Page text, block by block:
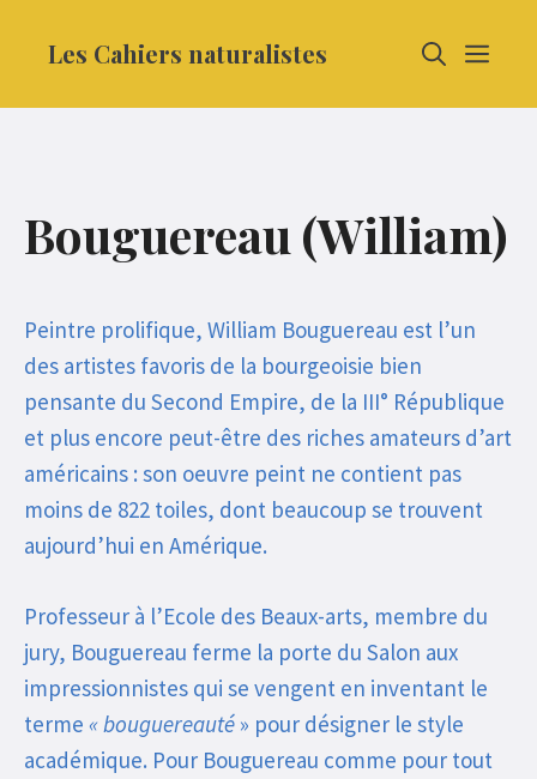
Les Cahiers naturalistes
Bouguereau (William)
Peintre prolifique, William Bouguereau est l’un
des artistes favoris de la bourgeoisie bien
pensante du Second Empire, de la III° République
et plus encore peut-être des riches amateurs d’art
américains : son oeuvre peint ne contient pas
moins de 822 toiles, dont beaucoup se trouvent
aujourd’hui en Amérique.
Professeur à l’Ecole des Beaux-arts, membre du
jury, Bouguereau ferme la porte du Salon aux
impressionnistes qui se vengent en inventant le
terme « bouguereauté » pour désigner le style
académique. Pour Bouguereau comme pour tout